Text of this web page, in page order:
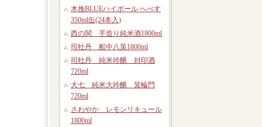
木挽BLUEハイボール へべす
350ml缶(24本入)
西の関 手造り純米酒1800ml
司牡丹 船中八策1800ml
司牡丹 純米吟醸 封印酒
720ml
大七 純米大吟醸 箕輪門
720ml
さわやか レモンリキュール
1800ml